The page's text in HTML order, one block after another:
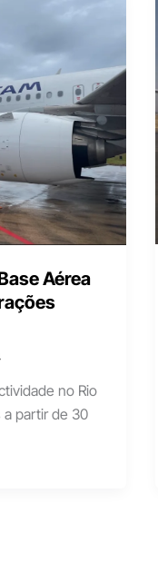
Aérea
no Rio
a partir de 30